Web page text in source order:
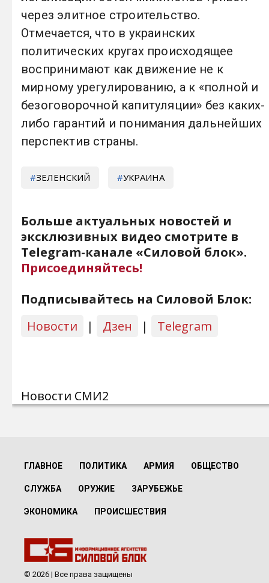
через элитное строительство.
Отмечается, что в украинских
политических кругах происходящее
воспринимают как движение не к
мирному урегулированию, а к «полной и
безоговорочной капитуляции» без каких-
либо гарантий и понимания дальнейших
перспектив страны.
ЗЕЛЕНСКИЙ УКРАИНА
Больше актуальных новостей и
эксклюзивных видео смотрите в
Telegram-канале «Силовой блок».
Присоединяйтесь!
Подписывайтесь на Силовой Блок:
Новости
| Дзен | Telegram
Новости СМИ2
ГЛАВНОЕ ПОЛИТИКА АРМИЯ ОБЩЕСТВО
СЛУЖБА ОРУЖИЕ ЗАРУБЕЖЬЕ
ЭКОНОМИКА ПРОИСШЕСТВИЯ
© 2026 | Все права защищены